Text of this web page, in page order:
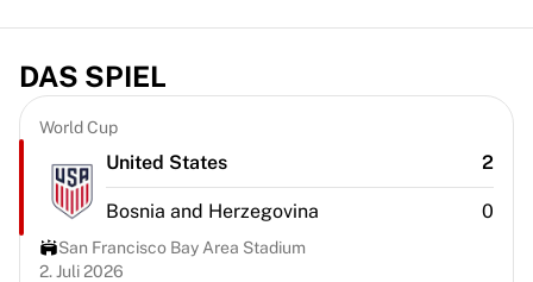
Top NBA Teams
Charlotte Hornets
Chicago Bulls
Portland Trail Blazers
LA Clippers
View all NBA
Top European Teams
Beşiktaş Gain
DAS SPIEL
World Cup
United States 2
Bosnia and Herzegovina 0
San Francisco Bay Area Stadium
2. Juli 2026